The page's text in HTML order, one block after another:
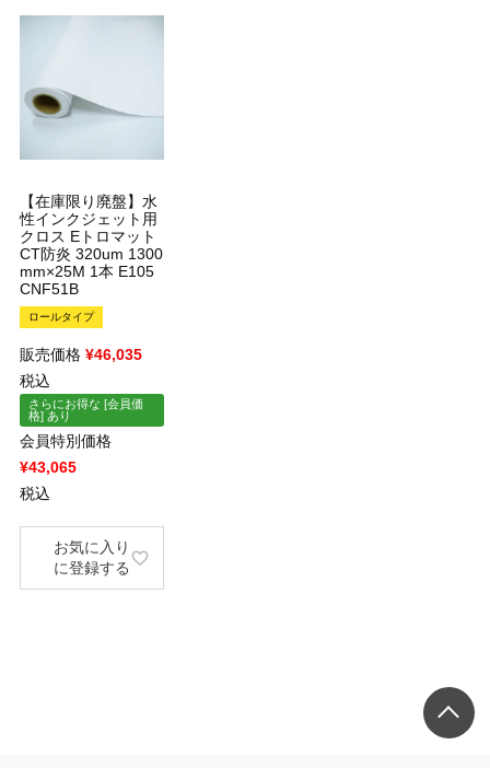
【在庫限り廃盤】水
性インクジェット用
クロス Eトロマット
CT防炎 320um 1300
mm×25M 1本 E105
CNF51B
ロールタイプ
販売価格 ¥46,035
税込
さらにお得な [会員価
格] あり
会員特別価格
¥43,065
税込
お気に入り
に登録する